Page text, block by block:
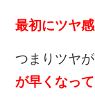
最初にツヤ
つまりツヤ
が早くなっ